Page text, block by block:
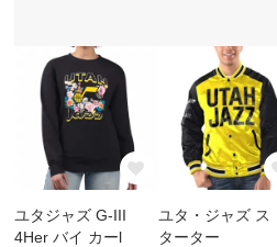
ユタジャズ G-III
4Her バイ カーl
ユタ・ジャズ ス
ターター